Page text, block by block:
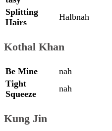
Splitting
Hairs
Halbnah
Kothal Khan
Be Mine nah
Tight
Squeeze
nah
Kung Jin